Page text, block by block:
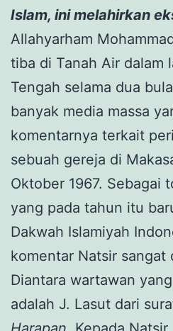
Islam, ini melahirkan
Allahyarham
tiba di Tanah Air dalam
Tengah selama dua
banyak media massa
komentarnya terkait
sebuah gereja di
Oktober 1967. Sebagai
yang pada tahun itu
Dakwah Islamiyah
komentar Natsir
Diantara wartawan
adalah J. Lasut dari